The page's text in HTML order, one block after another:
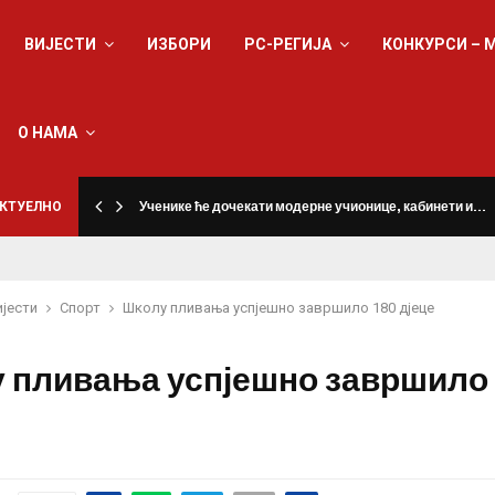
ВИЈЕСТИ ИЗБОРИ РС-РЕГИЈА КОНКУРСИ –
О НАМА
Ученике ће дочекати модерне учионице, кабинети и…
Спорт Школу пливања успјешно завршило 180 дјеце
успјешно завршило